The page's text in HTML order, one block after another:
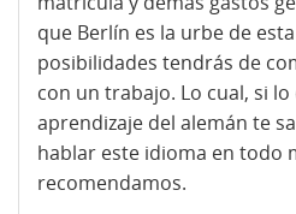
que Berlín es la urbe de
posibilidades tendrás de
con un trabajo. Lo cual, si
aprendizaje del alemán te
hablar este idioma en todo
recomendamos.